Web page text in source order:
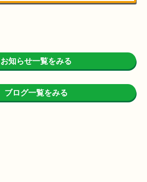
お知らせ一覧をみる
ブログ一覧をみる